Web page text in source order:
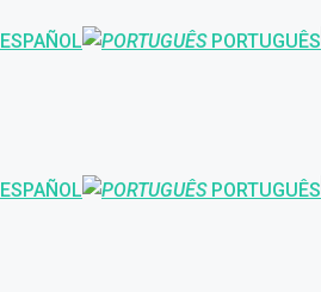
ESPAÑOL PORTUGUÊS
ESPAÑOL PORTUGUÊS